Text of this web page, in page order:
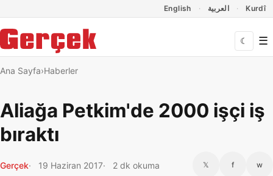
English العربية Kurdî
☾ ☰
Ana Sayfa Haberler
Aliağa Petkim'de 2000 işçi iş
bıraktı
Gerçek 19 Haziran 2017 2 dk okuma 𝕏 f w